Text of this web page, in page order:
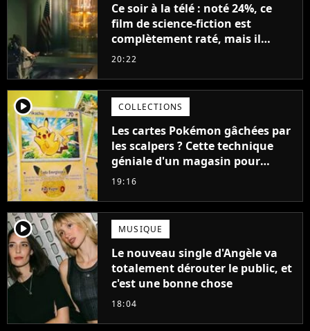
Ce soir à la télé : noté 24%, ce
film de science-fiction est
complètement raté, mais il
aurait pu être encore pire à
20:22
player2 COLLECTIONS
Les cartes Pokémon gâchées par
les scalpers ? Cette technique
géniale d'un magasin pour
ruiner les revendeurs
19:16
player2 MUSIQUE
Le nouveau single d'Angèle va
totalement dérouter le public, et
c'est une bonne chose
18:04